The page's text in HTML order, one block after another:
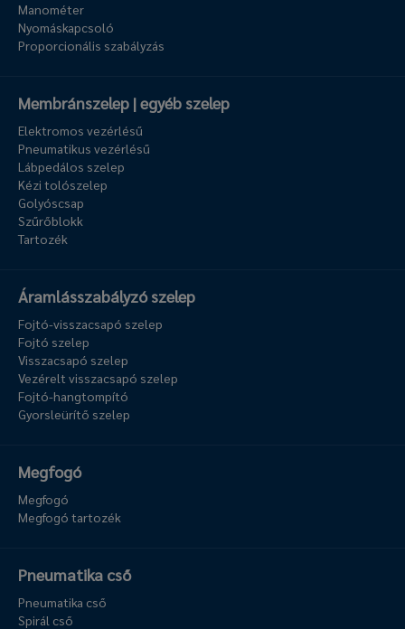
Manométer
Nyomáskapcsoló
Proporcionális szabályzás
Membránszelep | egyéb szelep
Elektromos vezérlésű
Pneumatikus vezérlésű
Lábpedálos szelep
Kézi tolószelep
Golyóscsap
Szűrőblokk
Tartozék
Áramlásszabályzó szelep
Fojtó-visszacsapó szelep
Fojtó szelep
Visszacsapó szelep
Vezérelt visszacsapó szelep
Fojtó-hangtompító
Gyorsleürítő szelep
Megfogó
Megfogó
Megfogó tartozék
Pneumatika cső
Pneumatika cső
Spirál cső